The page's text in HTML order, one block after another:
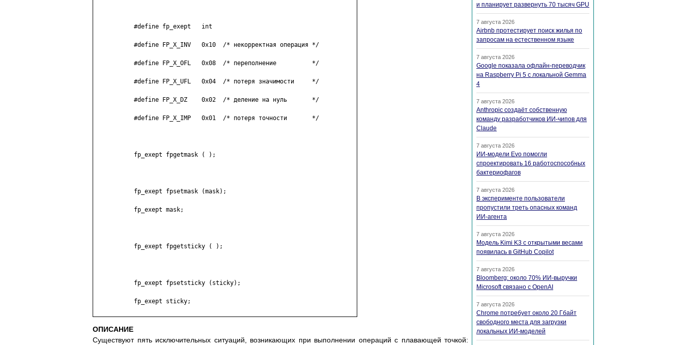
ОПИСАНИЕ
Существуют пять исключительных ситуаций, возникающих при выполнении операций с плавающей точкой:
и планирует развернуть 70 тысяч GPU
7 августа 2026
Airbnb протестирует поиск жилья по
запросам на естественном языке
7 августа 2026
Google показала офлайн-переводчик
на Raspberry Pi 5 с локальной Gemma
4
7 августа 2026
Anthropic создаёт собственную
команду разработчиков ИИ-чипов для
Claude
7 августа 2026
ИИ-модели Evo помогли
спроектировать 16 работоспособных
бактериофагов
7 августа 2026
В эксперименте пользователи
пропустили треть опасных команд
ИИ-агента
7 августа 2026
Модель Kimi K3 с открытыми весами
появилась в GitHub Copilot
7 августа 2026
Bloomberg: около 70% ИИ-выручки
Microsoft связано с OpenAI
7 августа 2026
Chrome потребует около 20 Гбайт
свободного места для загрузки
локальных ИИ-моделей